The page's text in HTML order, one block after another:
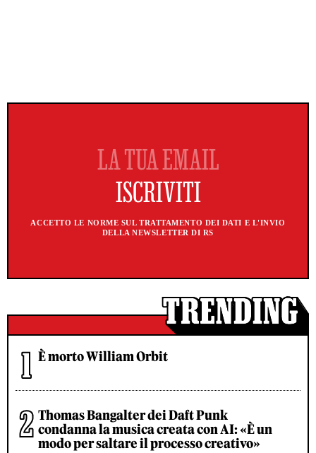
ACCETTO LE NORME SUL TRATTAMENTO DEI DATI E L'INVIO
DELLA NEWSLETTER DI RS
È morto William Orbit
Thomas Bangalter dei Daft Punk
condanna la musica creata con AI: «È un
modo per saltare il processo creativo»